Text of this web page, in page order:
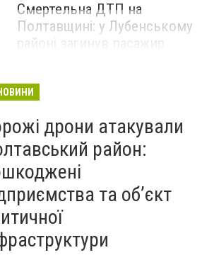
Смертельна ДТП на
Полтавщині: у Лубенському
районі загинув пасажир
дрони атакували
район:
та об’єкт